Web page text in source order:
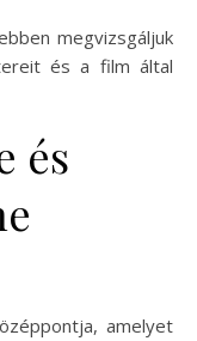
megvizsgáljuk
és a film által
és
amelyet